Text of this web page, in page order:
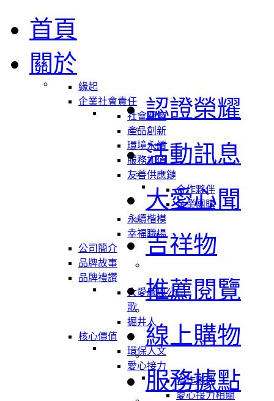
首頁
關於
緣起
企業社會責任
社會關懷
產品創新
環境永續
服務加值
友善供應鏈
合作夥伴
企業團購
永續楷模
幸福職場
公司簡介
品牌故事
品牌禮讚
大愛感恩公司
歌
掘井人
核心價值
環保人文
愛心接力
合作夥伴
愛心接力相關
認證榮耀
活動訊息
大愛心聞
吉祥物
推薦閱覽
線上購物
服務據點